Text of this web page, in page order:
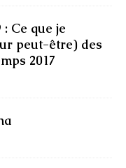
Ce que je
peut-être) des
2017